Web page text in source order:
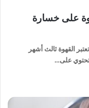
على خسارة
القهوة ثالث أشهر
تحتوي على…